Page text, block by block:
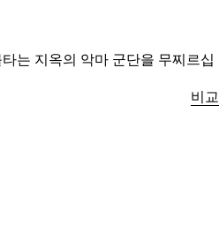
는 지옥의 악마 군단을 무찌르십
비교